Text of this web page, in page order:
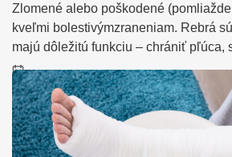
Zlomené alebo poškodené
kveľmi bolestivýmzraneniam. Rebrá
majú dôležitú funkciu – chrániť pľúca,